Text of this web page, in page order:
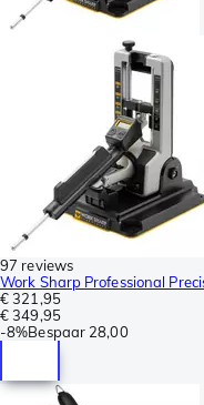
97 reviews
Work Sharp Professional
€ 321,95
€ 349,95
-8%Bespaar 28,00